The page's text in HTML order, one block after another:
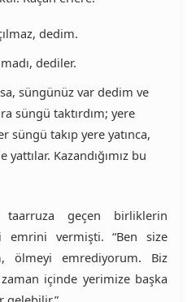
dedim.
dediler.
süngünüz var dedim ve
süngü taktırdım; yere
süngü takıp yere yatınca,
Kazandığımız bu
taarruza geçen birliklerin
emrini vermişti. “Ben size
ölmeyi emrediyorum. Biz
içinde yerimize başka